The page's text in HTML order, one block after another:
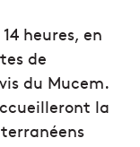
heures, en
de
du Mucem.
la